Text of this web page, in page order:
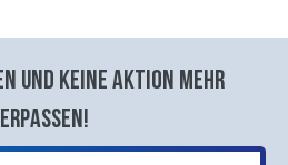
und keine aktion mehr